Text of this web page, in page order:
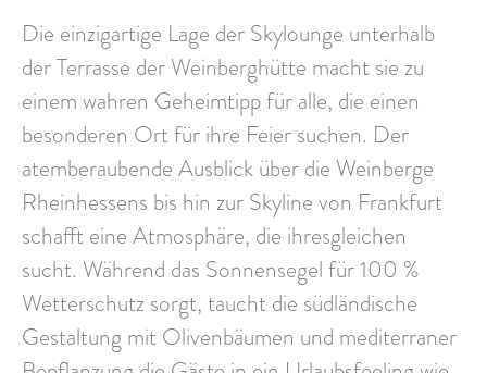
Die einzigartige Lage der Skylounge unterhalb
der Terrasse der Weinberghütte macht sie zu
einem wahren Geheimtippfür alle, die einen
besonderen Ort für ihre Feier suchen. Der
atemberaubende Ausblick über die Weinberge
Rheinhessens bis hin zur Skyline von Frankfurt
schafft eine Atmosphäre, die ihresgleichen
sucht. Während das Sonnensegel für 100 %
Wetterschutz sorgt, taucht die südländische
Gestaltung mit Olivenbäumen und mediterraner